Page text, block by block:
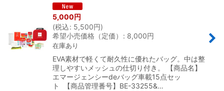
5,000円
(税込: 5,500円)
希望小売価格（定価）
: 8,000円
在庫あり
EVA素材で軽くて耐久性に優れたバッグ。中は整
理しやすいメッシュの仕切り付き。 【商品名】
エマージェンシーdeバッグ車載15点セッ
ト 【商品管理番号】BE-33255&…